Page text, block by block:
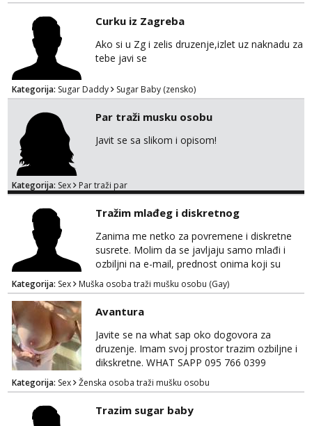
Curku iz Zagreba
Ako si u Zg i zelis druzenje,izlet uz naknadu za
tebe javi se
Kategorija: Sugar Daddy Sugar Baby (zensko)
Par traži musku osobu
Javit se sa slikom i opisom!
Kategorija: Sex Par traži par
Tražim mlađeg i diskretnog
Zanima me netko za povremene i diskretne
susrete. Molim da se javljaju samo mlađi i
ozbiljni na e-mail, prednost onima koji su
vitke građe, iskustvo mi je nebitno. Higijena i
diskrecija su mi na prvom mjestu,
maksimalno držim do izgleda, sportski sam
tip.
Kategorija: Sex Muška osoba traži mušku osobu (Gay)
Avantura
Javite se na what sap oko dogovora za
druzenje. Imam svoj prostor trazim ozbiljne i
dikskretne. WHAT SAPP 095 766 0399
Kategorija: Sex Ženska osoba traži mušku osobu
Trazim sugar baby